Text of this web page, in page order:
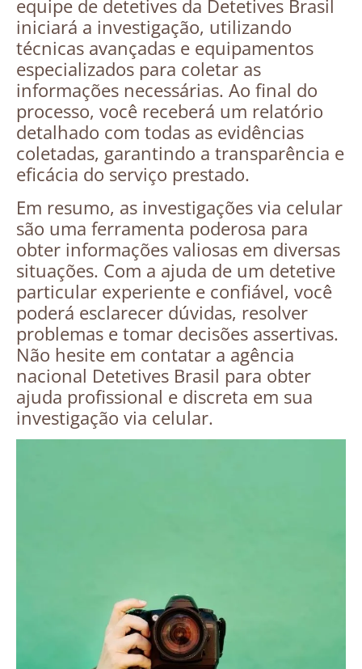
equipe de detetives da Detetives Brasil
iniciará a investigação, utilizando
técnicas avançadas e equipamentos
especializados para coletar as
informações necessárias. Ao final do
processo, você receberá um relatório
detalhado com todas as evidências
coletadas, garantindo a transparência e
eficácia do serviço prestado.
Em resumo, as investigações via celular
são uma ferramenta poderosa para
obter informações valiosas em diversas
situações. Com a ajuda de um detetive
particular experiente e confiável, você
poderá esclarecer dúvidas, resolver
problemas e tomar decisões assertivas.
Não hesite em contatar a agência
nacional Detetives Brasil para obter
ajuda profissional e discreta em sua
investigação via celular.